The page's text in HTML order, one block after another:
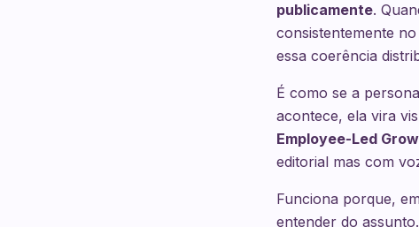
publicamente.
consistentemente
essa coerência
É como se a
acontece, ela vira
Employee-Led
editorial mas com
Funciona porque,
entender do